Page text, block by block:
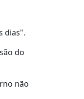
dias".
do
não